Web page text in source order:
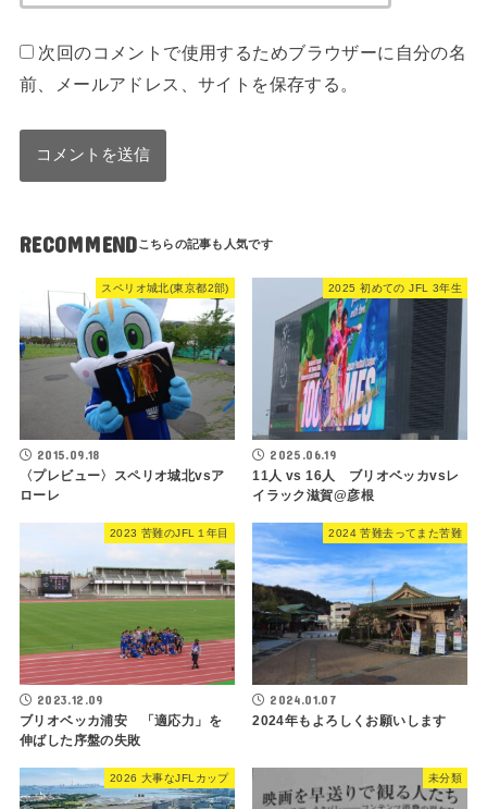
次回のコメントで使用するためブラウザーに自分の名
前、メールアドレス、サイトを保存する。
RECOMMEND
スペリオ城北(東京都2部)
2015.09.18
〈プレビュー〉スペリオ城北vsア
ローレ
2025 初めての JFL 3年生
2025.06.19
11人 vs 16人 ブリオベッカvsレ
イラック滋賀@彦根
2023 苦難のJFL１年目
2023.12.09
ブリオベッカ浦安 「適応力」を
伸ばした序盤の失敗
2024 苦難去ってまた苦難
2024.01.07
2024年もよろしくお願いします
2026 大事なJFLカップ 未分類